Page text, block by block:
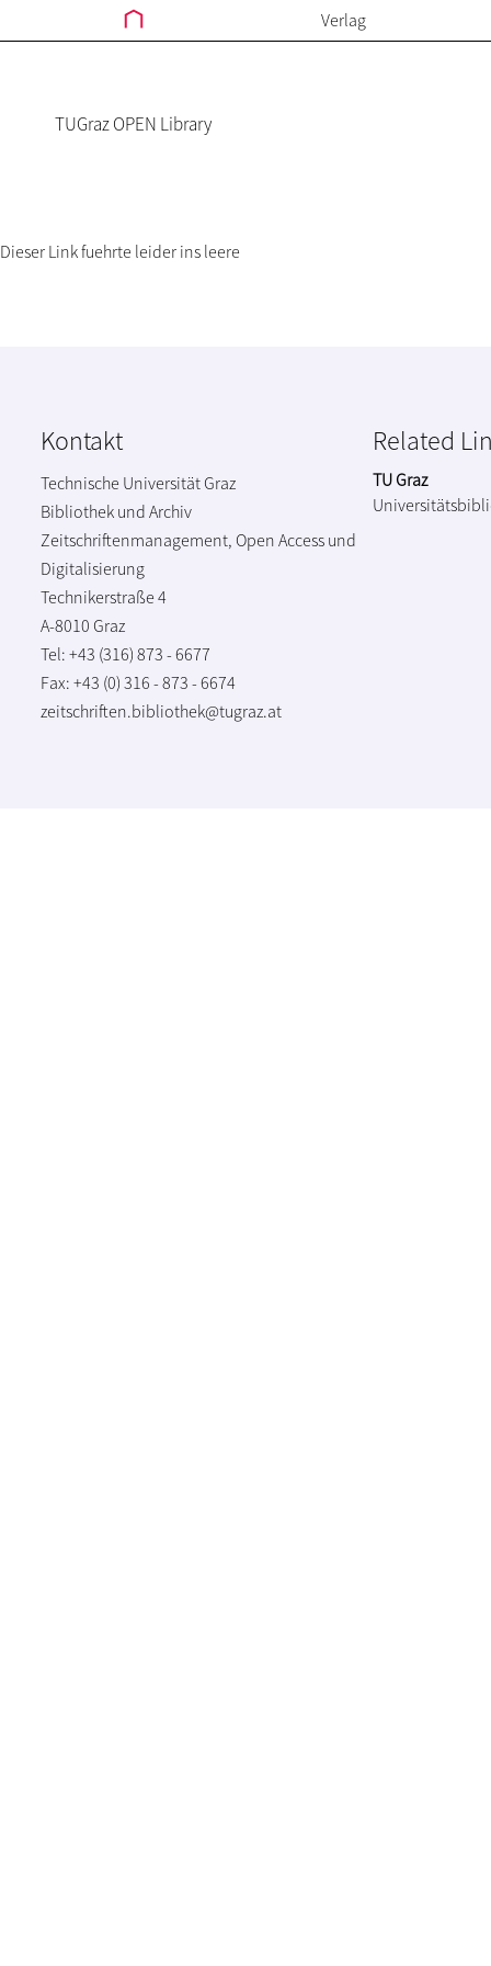
Verlag
TUGraz OPEN Library
Dieser Link fuehrte leider ins leere
Kontakt
Technische Universität Graz
Bibliothek und Archiv
Zeitschriftenmanagement, Open Access und
Digitalisierung
Technikerstraße 4
A-8010 Graz
Tel: +43 (316) 873 - 6677
Fax: +43 (0) 316 - 873 - 6674
zeitschriften.bibliothek@tugraz.at
Related
TU Graz